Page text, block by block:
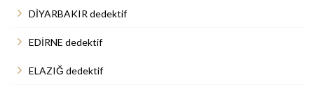
DİYARBAKIR dedektif
EDİRNE dedektif
ELAZIĞ dedektif